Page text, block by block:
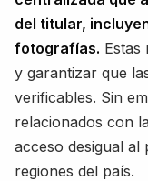
del titular,
fotografías. Estas
y garantizar que
verificables. Sin
relacionados con
acceso desigual al
regiones del país.